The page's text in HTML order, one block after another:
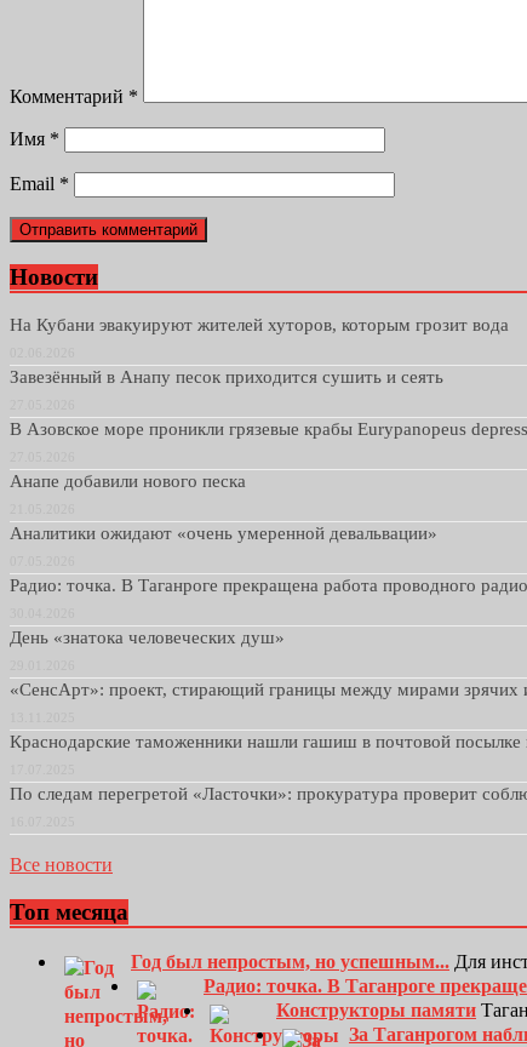
Комментарий *
Имя *
Email *
Новости
На Кубани эвакуируют жителей хуторов, которым грозит вода
Завезённый в Анапу песок приходится сушить и сеять
В Азовское море проникли грязевые крабы Eurypanopeus
Анапе добавили нового песка
Аналитики ожидают «очень умеренной девальвации»
Радио: точка. В Таганроге прекращена работа проводного
День «знатока человеческих душ»
«СенсАрт»: проект, стирающий границы между мирами зрячих
Краснодарские таможенники нашли гашиш в почтовой
По следам перегретой «Ласточки»: прокуратура проверит
Все новости
Топ месяца
Год был непростым, но успешным... Для
Радио: точка. В Таганроге
Конструкторы памяти
За Таганрогом